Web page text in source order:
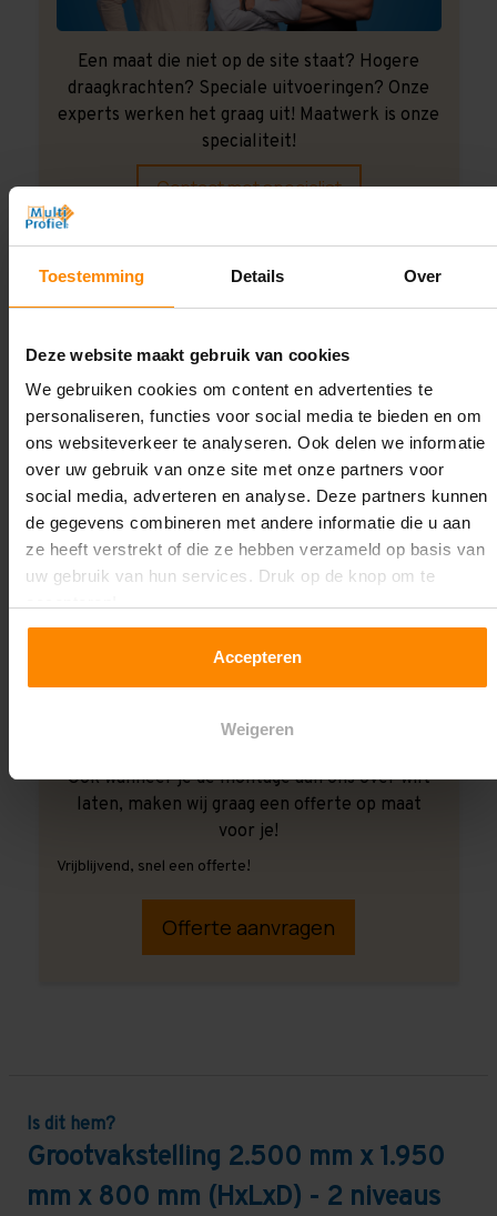
Toestemming Details Over
Deze website maakt gebruik van cookies
We gebruiken cookies om content en advertenties te
personaliseren, functies voor social media te bieden en om
ons websiteverkeer te analyseren. Ook delen we informatie
over uw gebruik van onze site met onze partners voor
social media, adverteren en analyse. Deze partners kunnen
de gegevens combineren met andere informatie die u aan
ze heeft verstrekt of die ze hebben verzameld op basis van
uw gebruik van hun services. Druk op de knop om te
Accepteren
Weigeren
Een maat die niet op de site staat? Hogere
draagkrachten? Speciale uitvoeringen? Onze
experts werken het graag uit! Maatwerk is onze
specialiteit!
Contact met specialist
Montage uitbesteden?
Ook wanneer je de montage aan ons over wilt
laten, maken wij graag een offerte op maat
voor je!
Vrijblijvend, snel een offerte!
Offerte aanvragen
Is dit hem?
Grootvakstelling 2.500 mm x 1.950
mm x 800 mm (HxLxD) - 2 niveaus